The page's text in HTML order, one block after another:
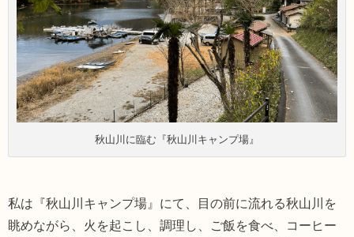
秋山川に臨む『秋山川キャンプ場』
私は『秋山川キャンプ場』にて、目の前に流れる秋山川を
眺めながら、火を起こし、調理し、ご飯を食べ、コーヒー